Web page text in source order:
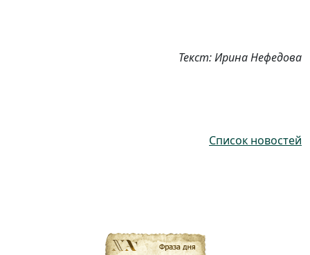
Текст: Ирина Нефедова
Список новостей